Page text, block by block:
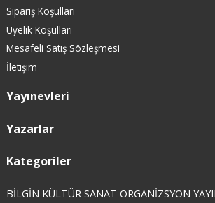
Sipariş Koşulları
Üyelik Koşulları
Mesafeli Satış Sözleşmesi
İletişim
Yayınevleri
Yazarlar
Kategoriler
BİLGİN KÜLTÜR SANAT ORGANİZSYON